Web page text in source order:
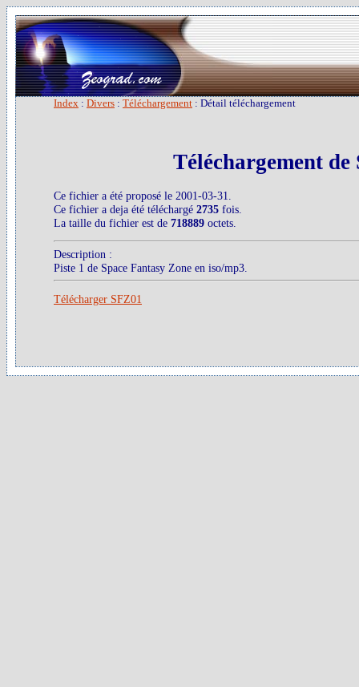
Index : Divers : Téléchargement : Détail téléchargement
Téléchargement de
Ce fichier a été proposé le 2001-03-31.
Ce fichier a deja été téléchargé 2735 fois.
La taille du fichier est de 718889 octets.
Description :
Piste 1 de Space Fantasy Zone en iso/mp3.
Télécharger SFZ01